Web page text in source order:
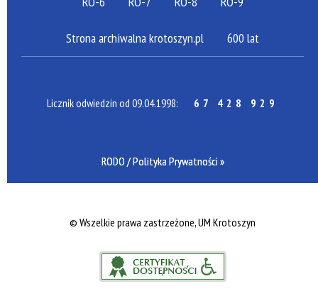
Strona archiwalna krotoszyn.pl 600 lat
Licznik odwiedzin od 09.04.1998: 67 428 929
RODO / Polityka Prywatności »
© Wszelkie prawa zastrzeżone, UM Krotoszyn